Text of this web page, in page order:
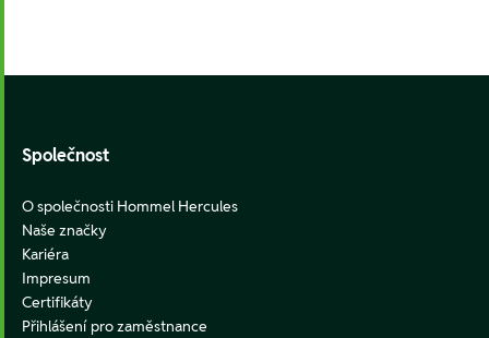
Společnost
O společnosti Hommel Hercules
Naše značky
Kariéra
Impresum
Certifikáty
Přihlášení pro zaměstnance